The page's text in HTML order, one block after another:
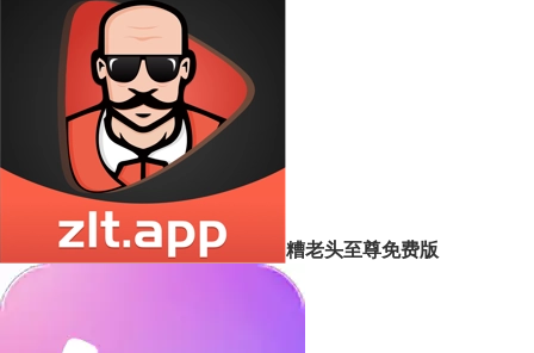
糟老头至尊免费版